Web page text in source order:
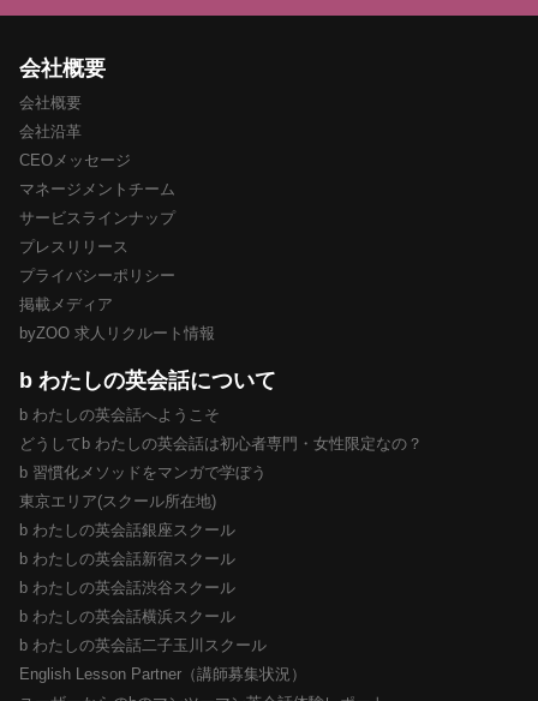
会社概要
会社概要
会社沿革
CEOメッセージ
マネージメントチーム
サービスラインナップ
プレスリリース
プライバシーポリシー
掲載メディア
byZOO 求人リクルート情報
b わたしの英会話について
b わたしの英会話へようこそ
どうしてb わたしの英会話は初心者専門・女性限定なの？
b 習慣化メソッドをマンガで学ぼう
東京エリア(スクール所在地)
b わたしの英会話銀座スクール
b わたしの英会話新宿スクール
b わたしの英会話渋谷スクール
b わたしの英会話横浜スクール
b わたしの英会話二子玉川スクール
English Lesson Partner（講師募集状況）